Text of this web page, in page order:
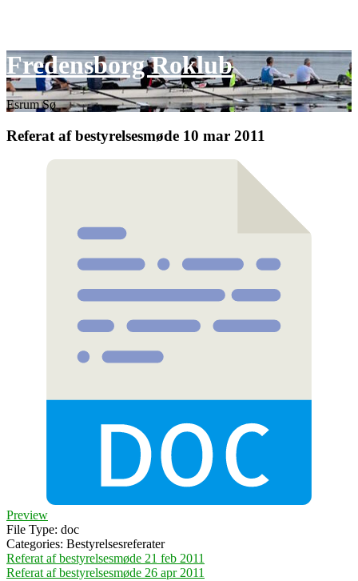
Skip
to
content
Fredensborg Roklub
Esrum Sø
Referat af bestyrelsesmøde 10 mar 2011
Preview
File Type: doc
Categories: Bestyrelsesreferater
Indlægsnavigation
Referat af bestyrelsesmøde 21 feb 2011
Referat af bestyrelsesmøde 26 apr 2011